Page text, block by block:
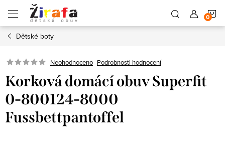
obsah
Dětské boty
Neohodnoceno Podrobnosti hodnocení
Korková domácí obuv Superfit
0-800124-8000
Fussbettpantoffel